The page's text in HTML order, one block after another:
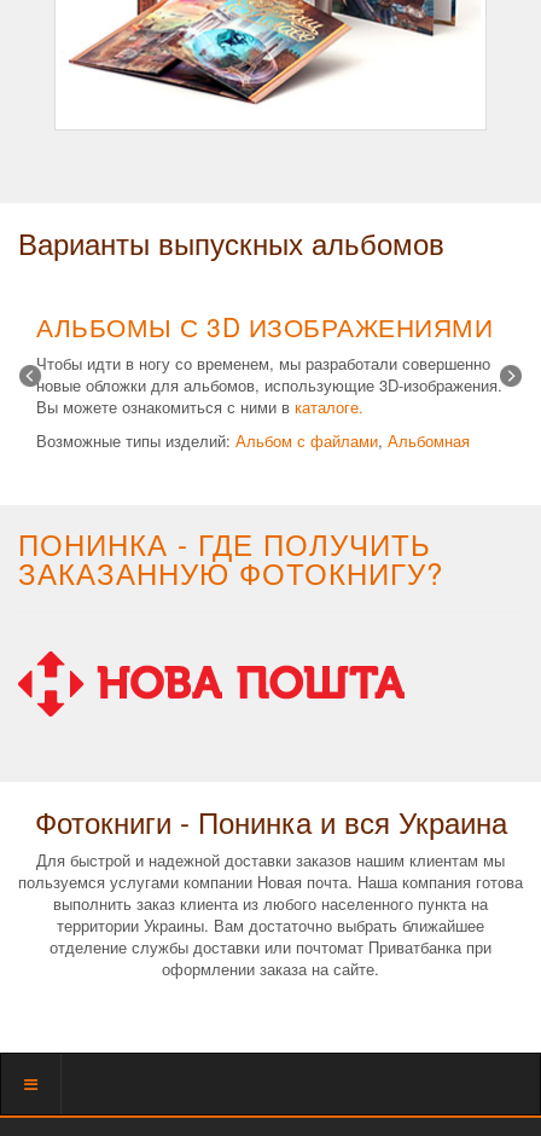
Варианты выпускных альбомов
АЛЬБОМЫ С 3D ИЗОБРАЖЕНИЯМИ
Чтобы идти в ногу со временем, мы разработали совершенно
новые обложки для альбомов, использующие 3D-изображения.
Вы можете ознакомиться с ними в каталоге.
Возможные типы изделий: Альбом с файлами, Альбомная
ПОНИНКА - ГДЕ ПОЛУЧИТЬ
ЗАКАЗАННУЮ ФОТОКНИГУ?
Фотокниги - Понинка и вся Украина
Для быстрой и надежной доставки заказов нашим клиентам мы
пользуемся услугами компании Новая почта. Наша компания готова
выполнить заказ клиента из любого населенного пункта на
территории Украины. Вам достаточно выбрать ближайшее
отделение службы доставки или почтомат Приватбанка при
оформлении заказа на сайте.
Показать